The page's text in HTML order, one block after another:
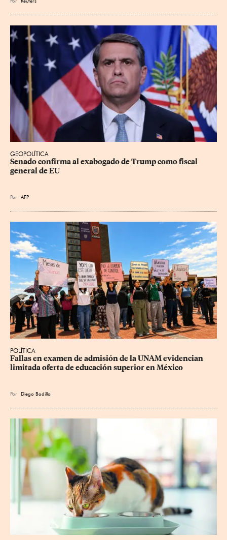
GEOPOLÍTICA
Senado confirma al exabogado de Trump como fiscal
general de EU
Por AFP
POLÍTICA
Fallas en examen de admisión de la UNAM evidencian
limitada oferta de educación superior en México
Por Diego Badillo